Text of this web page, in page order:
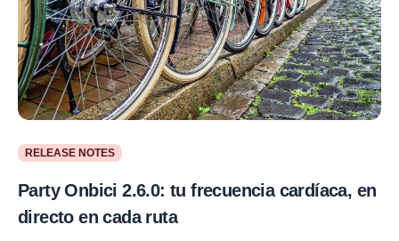
RELEASE NOTES
Party Onbici 2.6.0: tu frecuencia cardíaca, en
directo en cada ruta